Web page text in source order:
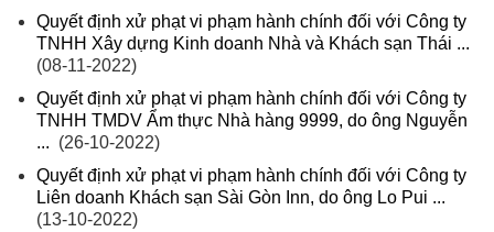
Quyết định xử phạt vi phạm hành chính đối với Công ty
TNHH Xây dựng Kinh doanh Nhà và Khách sạn Thái ...
(08-11-2022)
Quyết định xử phạt vi phạm hành chính đối với Công ty
TNHH TMDV Ẩm thực Nhà hàng 9999, do ông Nguyễn
... (26-10-2022)
Quyết định xử phạt vi phạm hành chính đối với Công ty
Liên doanh Khách sạn Sài Gòn Inn, do ông Lo Pui ...
(13-10-2022)